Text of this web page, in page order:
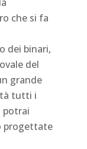
che si fa
dei binari,
del
grande
tutti i
potrai
progettate